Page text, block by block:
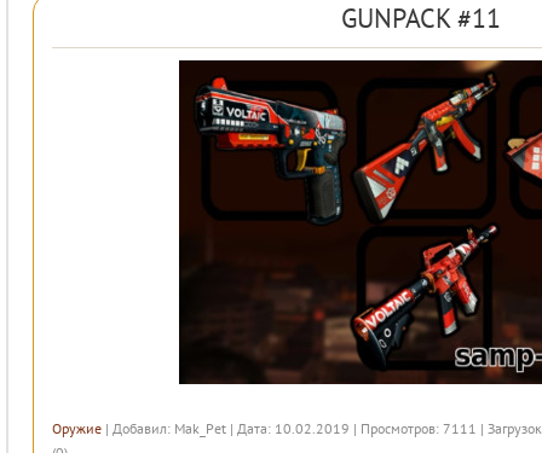
GUNPACK #11
Оружие | Добавил: Mak_Pet | Дата: 10.02.2019 | Просмотров: 7111 |